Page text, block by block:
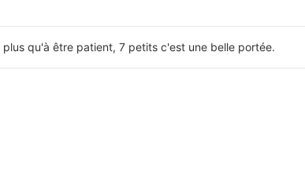
qu'à être patient, 7 petits c'est une belle portée.